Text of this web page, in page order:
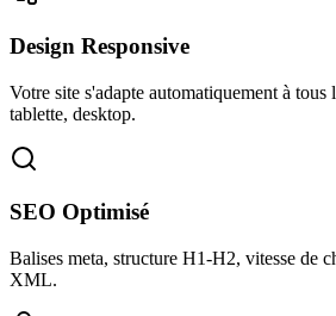
Design Responsive
Votre site s'adapte automatiquement à tous
tablette, desktop.
SEO Optimisé
Balises meta, structure H1-H2, vitesse de
XML.